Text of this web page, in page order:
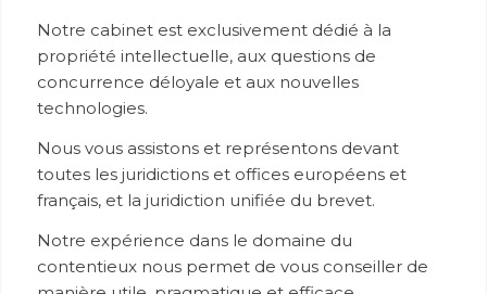
Notre cabinet est exclusivement dédié à la
propriété intellectuelle, aux questions de
concurrence déloyale et aux nouvelles
technologies.
Nous vous assistons et représentons devant
toutes les juridictions et offices européens et
français, et la juridiction unifiée du brevet.
Notre expérience dans le domaine du
contentieux nous permet de vous conseiller de